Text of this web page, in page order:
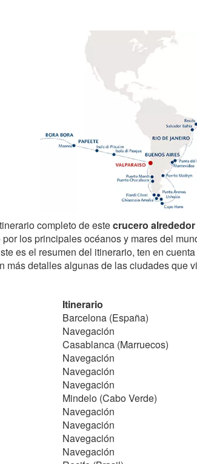
completo de estecrucero
los principales océanos y mares del
es el resumen del itinerario, ten en
más detalles algunas de las ciudades que
Itinerario
Barcelona (España)
Navegación
Casablanca (Marruecos)
Navegación
Navegación
Navegación
Mindelo (Cabo Verde)
Navegación
Navegación
Navegación
Navegación